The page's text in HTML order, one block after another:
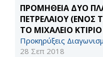
ΠΡΟΜΗΘΕΙΑ ΔΥΟ
ΠΕΤΡΕΛΑΙΟΥ (ΕΝΟΣ
ΤΟ ΜΙΧΑΛΕΙΟ
Προκηρύξεις
28 Σεπ 2018